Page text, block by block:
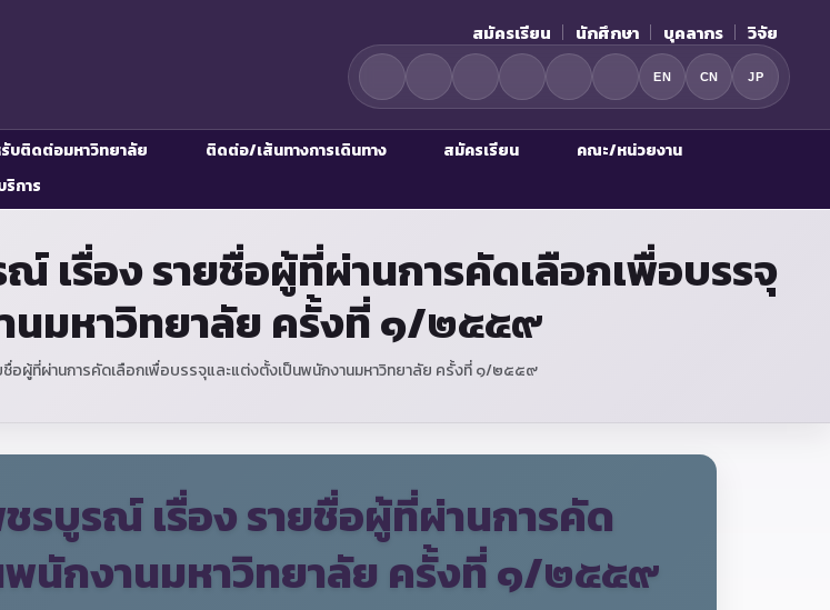
สมัครเรียน นักศึกษา บุคลากร วิจัย
EN CN JP
บติดต่อมหาวิทยาลัย ติดต่อ/เส้นทางการเดินทาง สมัครเรียน
คณะ/หน่วยงาน
การ
เรื่อง รายชื่อผู้ที่ผ่านการคัดเลือกเพื่อบรรจุ
นมหาวิทยาลัย ครั้งที่ ๑/๒๕๕๙
อผู้ที่ผ่านการคัดเลือกเพื่อบรรจุและแต่งตั้งเป็นพนักงานมหาวิทยาลัย ครั้งที่ ๑/๒๕๕๙
รบูรณ์ เรื่อง รายชื่อผู้ที่ผ่านการคัด
พนักงานมหาวิทยาลัย ครั้งที่ ๑/๒๕๕๙